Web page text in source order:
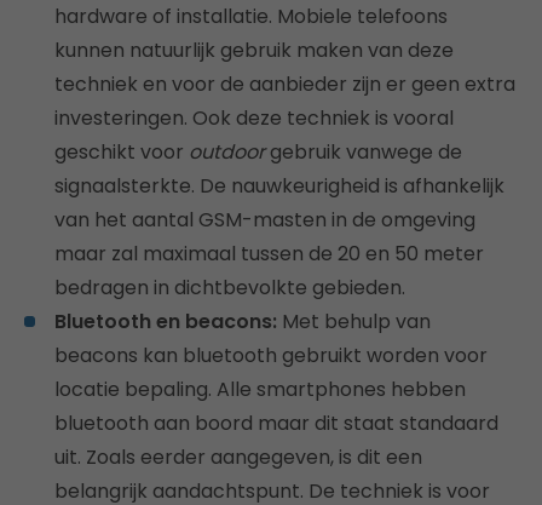
hardware of installatie. Mobiele telefoons
kunnen natuurlijk gebruik maken van deze
techniek en voor de aanbieder zijn er geen extra
investeringen. Ook deze techniek is vooral
geschikt voor outdoorgebruik vanwege de
signaalsterkte. De nauwkeurigheid is afhankelijk
van het aantal GSM-masten in de omgeving
maar zal maximaal tussen de 20 en 50 meter
bedragen in dichtbevolkte gebieden.
Bluetooth en beacons: Met behulp van
beacons kan bluetooth gebruikt worden voor
locatie bepaling. Alle smartphones hebben
bluetooth aan boord maar dit staat standaard
uit. Zoals eerder aangegeven, is dit een
belangrijk aandachtspunt. De techniek is voor